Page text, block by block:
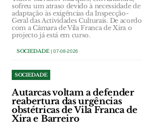
sofreu um atraso devido à necessidade de
adaptação às exigências da Inspecção-
Geral das Actividades Culturais. De acordo
com a Câmara de Vila Franca de Xira o
projecto já está em curso.
SOCIEDADE| 07-08-2026
SOCIEDADE
Autarcas voltam a defender
reabertura das urgências
obstétricas de Vila Franca de
Xira e Barreiro